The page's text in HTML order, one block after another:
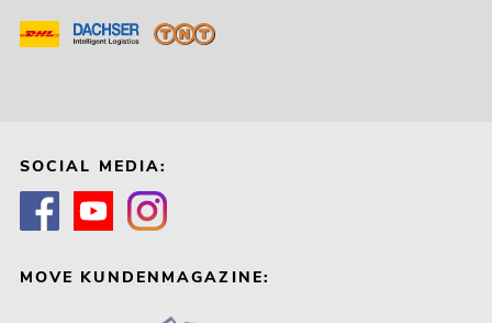
SOCIAL MEDIA:
MOVE KUNDENMAGAZINE: